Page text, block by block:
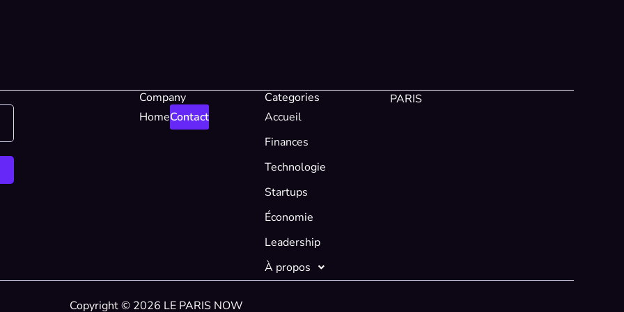
Company
HomeContact
Categories
Accueil
Finances
Technologie
Startups
Économie
Leadership
À propos
PARIS
Copyright © 2026 LE PARIS NOW